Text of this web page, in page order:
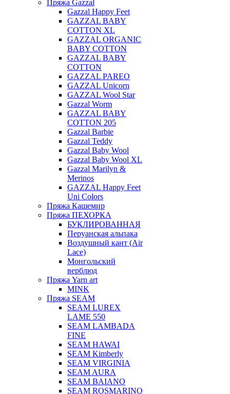
Пряжа Gazzal
Gazzal Happy Feet
GAZZAL BABY
COTTON XL
GAZZAL ORGANIC
BABY COTTON
GAZZAL BABY
COTTON
GAZZAL PAREO
GAZZAL Unicorn
GAZZAL Wool Star
Gazzal Worm
GAZZAL BABY
COTTON 205
Gazzal Barbie
Gazzal Teddy
Gazzal Baby Wool
Gazzal Baby Wool XL
Gazzal Marilyn &
Merinos
GAZZAL Happy Feet
Uni Colors
Пряжа Кашемир
Пряжа ПЕХОРКА
БУКЛИРОВАННАЯ
Перуанская альпака
Воздушный кант (Air
Lace)
Монгольский
верблюд
Пряжа Yarn art
MINK
Пряжа SEAM
SEAM LUREX
LAME 550
SEAM LAMBADA
FINE
SEAM HAWAI
SEAM Kimberly
SEAM VIRGINIA
SEAM AURA
SEAM BAIANO
SEAM ROSMARINO